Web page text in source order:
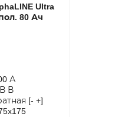
Ultra
80 Ач
А
В
[- +]